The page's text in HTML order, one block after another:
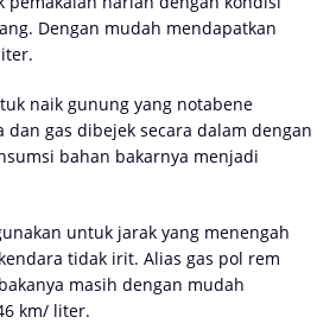
Dengan mudah mendapatkan
naik gunung yang notabene
gas dibejek secara dalam dengan
bahan bakarnya menjadi
untuk jarak yang menengah
tidak irit. Alias gas pol rem
masih dengan mudah
km/ liter.